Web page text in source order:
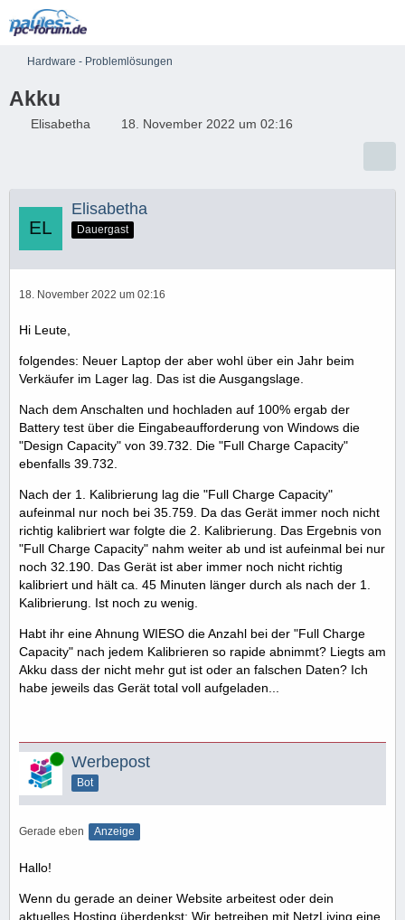
Hardware - Problemlösungen
Akku
Elisabetha 18. November 2022 um 02:16
Elisabetha
Dauergast
18. November 2022 um 02:16
Hi Leute,
folgendes: Neuer Laptop der aber wohl über ein Jahr beim
Verkäufer im Lager lag. Das ist die Ausgangslage.
Nach dem Anschalten und hochladen auf 100% ergab der
Battery test über die Eingabeaufforderung von Windows die
"Design Capacity" von 39.732. Die "Full Charge Capacity"
ebenfalls 39.732.
Nach der 1. Kalibrierung lag die "Full Charge Capacity"
aufeinmal nur noch bei 35.759. Da das Gerät immer noch nicht
richtig kalibriert war folgte die 2. Kalibrierung. Das Ergebnis von
"Full Charge Capacity" nahm weiter ab und ist aufeinmal bei nur
noch 32.190. Das Gerät ist aber immer noch nicht richtig
kalibriert und hält ca. 45 Minuten länger durch als nach der 1.
Kalibrierung. Ist noch zu wenig.
Habt ihr eine Ahnung WIESO die Anzahl bei der "Full Charge
Capacity" nach jedem Kalibrieren so rapide abnimmt? Liegts am
Akku dass der nicht mehr gut ist oder an falschen Daten? Ich
habe jeweils das Gerät total voll aufgeladen...
Online Werbepost
Bot
Gerade eben Anzeige
Hallo!
Wenn du gerade an deiner Website arbeitest oder dein
aktuelles Hosting überdenkst: Wir betreiben mit NetzLiving eine